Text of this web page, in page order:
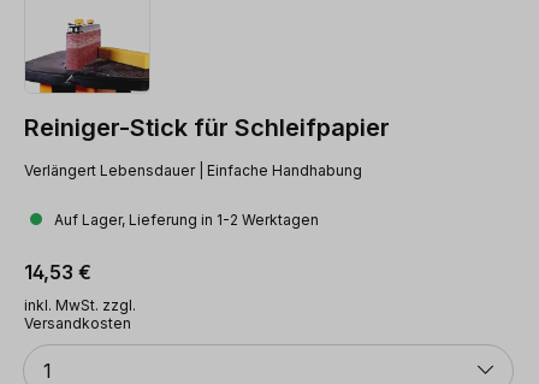
Reiniger-Stick für Schleifpapier
Verlängert Lebensdauer | Einfache Handhabung
Auf Lager, Lieferung in 1-2 Werktagen
Regulärer Preis:
14,53 €
inkl. MwSt. zzgl.
Versandkosten
Anzahl
1